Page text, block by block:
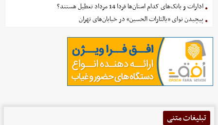
ادارات و بانک‌های کدام استان‌ها فردا 14 مرداد تعطیل هستند؟
پیچیدن نوای «یالثارات الحسین» در خیابان‌های تهران
تبلیغات متنی